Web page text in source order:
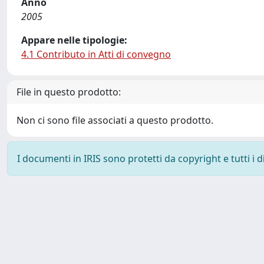
2005
Appare nelle tipologie:
4.1 Contributo in Atti di convegno
File in questo prodotto:
Non ci sono file associati a questo prodotto.
I documenti in IRIS sono protetti da copyright e tutti i